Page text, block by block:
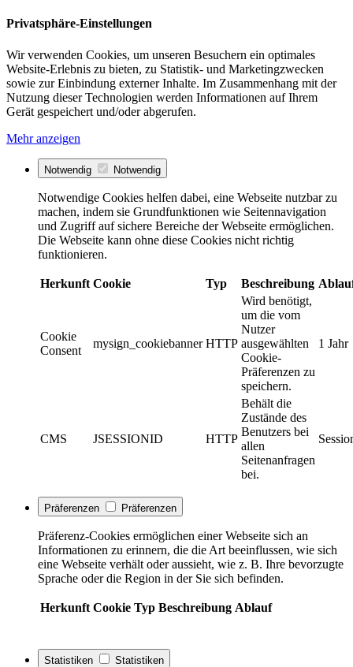
Privatsphäre-Einstellungen
Wir verwenden Cookies, um unseren Besuchern ein optimales
Website-Erlebnis zu bieten, zu Statistik- und Marketingzwecken
sowie zur Einbindung externer Inhalte. Im Zusammenhang mit der
Nutzung dieser Technologien werden Informationen auf Ihrem
Gerät gespeichert und/oder abgerufen.
Mehr anzeigen
Notwendig Notwendig
Notwendige Cookies helfen dabei, eine Webseite nutzbar zu
machen, indem sie Grundfunktionen wie Seitennavigation
und Zugriff auf sichere Bereiche der Webseite ermöglichen.
Die Webseite kann ohne diese Cookies nicht richtig
funktionieren.
Herkunft Cookie Typ Beschreibung
Cookie
Consent
mysign_cookiebanner HTTP
Wird benötigt,
um die vom
Nutzer
ausgewählten
Cookie-
Präferenzen zu
speichern.
1 Jahr
CMS JSESSIONID HTTP
Behält die
Zustände des
Benutzers bei
allen
Seitenanfragen
bei.
Präferenzen Präferenzen
Präferenz-Cookies ermöglichen einer Webseite sich an
Informationen zu erinnern, die die Art beeinflussen, wie sich
eine Webseite verhält oder aussieht, wie z. B. Ihre bevorzugte
Sprache oder die Region in der Sie sich befinden.
Herkunft Cookie Typ Beschreibung Ablauf
Statistiken Statistiken